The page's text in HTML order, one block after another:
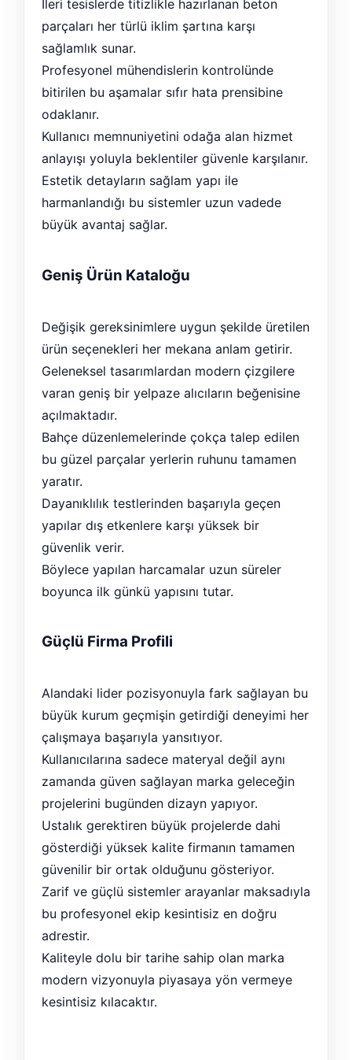
İleri tesislerde titizlikle hazırlanan beton
parçaları her türlü iklim şartına karşı
sağlamlık sunar.
Profesyonel mühendislerin kontrolünde
bitirilen bu aşamalar sıfır hata prensibine
odaklanır.
Kullanıcı memnuniyetini odağa alan hizmet
anlayışı yoluyla beklentiler güvenle karşılanır.
Estetik detayların sağlam yapı ile
harmanlandığı bu sistemler uzun vadede
büyük avantaj sağlar.
Geniş Ürün Kataloğu
Değişik gereksinimlere uygun şekilde üretilen
ürün seçenekleri her mekana anlam getirir.
Geleneksel tasarımlardan modern çizgilere
varan geniş bir yelpaze alıcıların beğenisine
açılmaktadır.
Bahçe düzenlemelerinde çokça talep edilen
bu güzel parçalar yerlerin ruhunu tamamen
yaratır.
Dayanıklılık testlerinden başarıyla geçen
yapılar dış etkenlere karşı yüksek bir
güvenlik verir.
Böylece yapılan harcamalar uzun süreler
boyunca ilk günkü yapısını tutar.
Güçlü Firma Profili
Alandaki lider pozisyonuyla fark sağlayan bu
büyük kurum geçmişin getirdiği deneyimi her
çalışmaya başarıyla yansıtıyor.
Kullanıcılarına sadece materyal değil aynı
zamanda güven sağlayan marka geleceğin
projelerini bugünden dizayn yapıyor.
Ustalık gerektiren büyük projelerde dahi
gösterdiği yüksek kalite firmanın tamamen
güvenilir bir ortak olduğunu gösteriyor.
Zarif ve güçlü sistemler arayanlar maksadıyla
bu profesyonel ekip kesintisiz en doğru
adrestir.
Kaliteyle dolu bir tarihe sahip olan marka
modern vizyonuyla piyasaya yön vermeye
kesintisiz kılacaktır.